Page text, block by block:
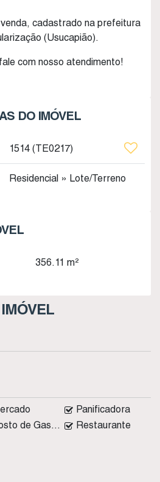
cadastrado na prefeitura
(Usucapião).
com nosso atendimento!
DO IMÓVEL
1514 (TE0217)
Residencial » Lote/Terreno
356.11 m²
Panificadora
de Gasolina Restaurante